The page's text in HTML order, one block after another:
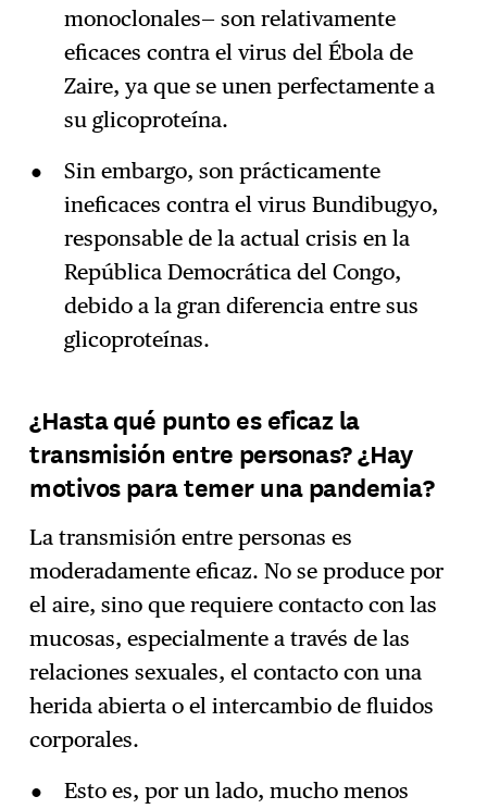
monoclonales— son relativamente
eficaces contra el virus del Ébola de
Zaire, ya que se unen perfectamente a
su glicoproteína.
Sin embargo, son prácticamente
ineficaces contra el virus Bundibugyo,
responsable de la actual crisis en la
República Democrática del Congo,
debido a la gran diferencia entre sus
glicoproteínas.
¿Hasta qué punto es eficaz la
transmisión entre personas? ¿Hay
motivos para temer una pandemia?
La transmisión entre personas es
moderadamente eficaz. No se produce por
el aire, sino que requiere contacto con las
mucosas, especialmente a través de las
relaciones sexuales, el contacto con una
herida abierta o el intercambio de fluidos
corporales.
Esto es, por un lado, mucho menos